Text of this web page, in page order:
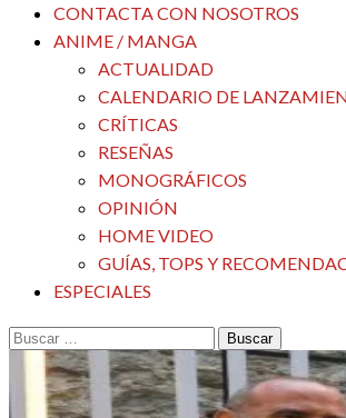
CONTACTA CON NOSOTROS
ANIME / MANGA
ACTUALIDAD
CALENDARIO DE
CRÍTICAS
RESEÑAS
MONOGRÁFICOS
OPINIÓN
HOME VIDEO
GUÍAS, TOPS Y
ESPECIALES
Buscar: